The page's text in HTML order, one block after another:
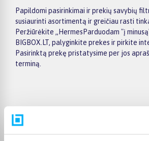
Papildomi pasirinkimai ir prekių savybių
susiaurinti asortimentą ir greičiau rasti
Peržiūrėkite „HermesParduodam "į
BIGBOX.LT, palyginkite prekes ir pirkite
Pasirinktą prekę pristatysime per jos
terminą.
Pirkėjų atsiliepimai